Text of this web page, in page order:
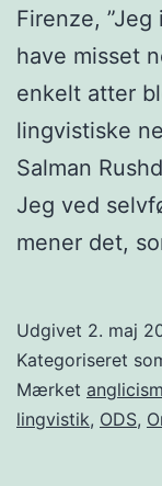
Firenze,
have misset
enkelt atter
lingvistiske
Salman
Jeg ved
mener det,
Udgivet 2. maj
Kategoriseret
Mærket
lingvistik, ODS,